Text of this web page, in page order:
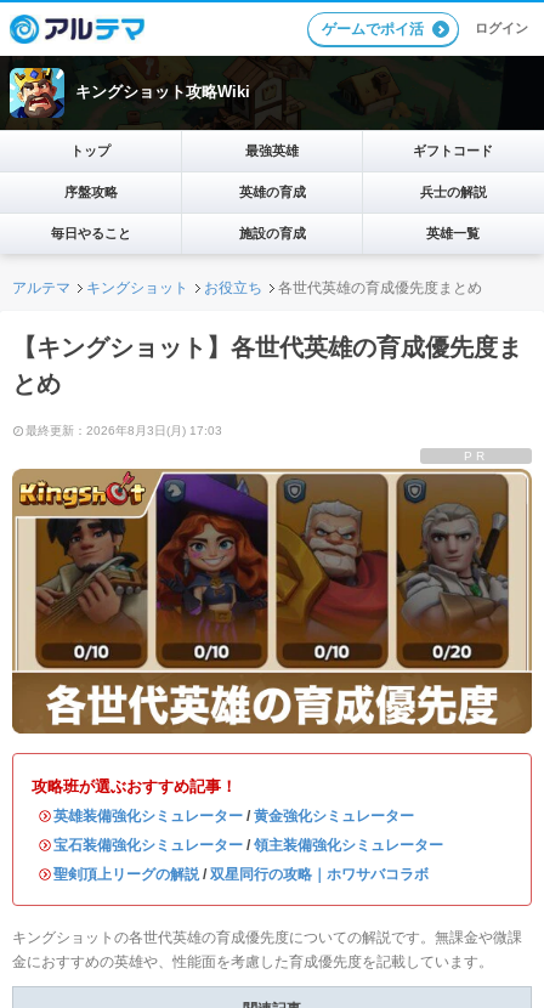
ゲームでポイ活 ログイン
キングショット攻略Wiki
トップ 最強英雄 ギフトコード
序盤攻略 英雄の育成 兵士の解説
毎日やること 施設の育成 英雄一覧
アルテマ キングショット お役立ち 各世代英雄の育成優先度まとめ
【キングショット】各世代英雄の育成優先度ま
とめ
最終更新：2026年8月3日(月) 17:03
PR
攻略班が選ぶおすすめ記事！
・英雄装備強化シミュレーター / 黄金強化シミュレーター
・宝石装備強化シミュレーター / 領主装備強化シミュレーター
・聖剣頂上リーグの解説 / 双星同行の攻略｜ホワサバコラボ
キングショットの各世代英雄の育成優先度についての解説です。無課金や微課
金におすすめの英雄や、性能面を考慮した育成優先度を記載しています。